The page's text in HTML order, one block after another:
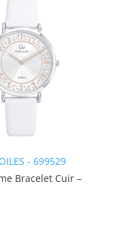
- 699529
Bracelet Cuir –